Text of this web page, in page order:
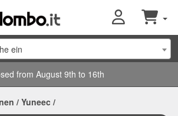
ein
from August 9th to 16th
/ Yuneec /